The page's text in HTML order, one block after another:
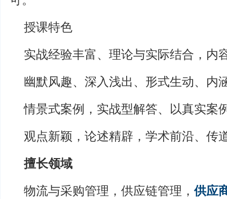
授课特色
实战经验丰富、理论与实际结合，内
幽默风趣、深入浅出、形式生动、内
情景式案例，实战型解答、以真实案
观点新颖，论述精辟，学术前沿、传
擅长领域
物流与采购管理，供应链管理，供应